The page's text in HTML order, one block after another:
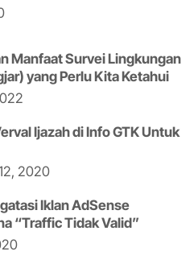
Manfaat Survei Lingkungan
yang Perlu Kita Ketahui
Ijazah di Info GTK Untuk
2020
Iklan AdSense
“Traffic Tidak Valid”